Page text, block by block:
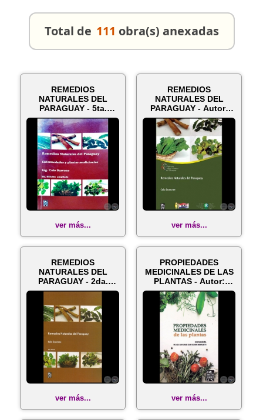
Total de 111 obra(s) anexadas
REMEDIOS
NATURALES DEL
PARAGUAY - 5ta.
Edición Ampliada -
Autor: ...
ver más...
REMEDIOS
NATURALES DEL
PARAGUAY - Autor:
CAIO SCAVONNE - Año
2012
ver más...
REMEDIOS
NATURALES DEL
PARAGUAY - 2da.
Edición - Autor: CAIO
ver más...
PROPIEDADES
MEDICINALES DE LAS
PLANTAS - Autor:
CAIO SCAVONNE - A...
ver más...